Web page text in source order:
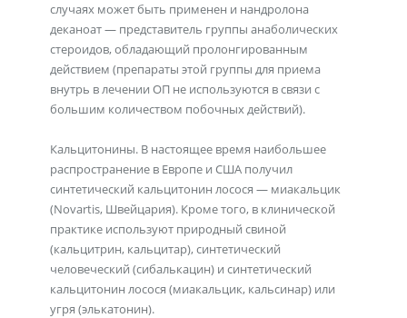
случаях может быть применен и нандролона
деканоат — представитель группы анаболических
стероидов, обладающий пролонгированным
действием (препараты этой группы для приема
внутрь в лечении ОП не используются в связи с
большим количеством побочных действий).
Кальцитонины. В настоящее время наибольшее
распространение в Европе и США получил
синтетический кальцитонин лосося — миакальцик
(Novartis, Швейцария). Кроме того, в клинической
практике используют природный свиной
(кальцитрин, кальцитар), синтетический
человеческий (сибалькацин) и синтетический
кальцитонин лосося (миакальцик, кальсинар) или
угря (элькатонин).